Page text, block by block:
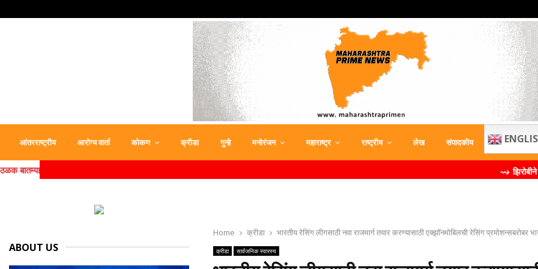
आंतरराष्ट्रीय आरोग्य वार्ता कोकण क्रीडा गुन्हे मनोरंजन महाराष्ट्र राष्ट्रीय लेख संपादकीय
ठळक बातम्या ⇝ झिरोबीने केली मिलिंद
Home क्रीडा भारतीय रेसिंग लीगसाठी नवा राजमार्ग तयार करण्यासाठी एक्झॉनमोबिलची रेसिंग प्रमोशन्सबरोबर
क्रीडा सार्वजनिक स्वारस्य
ABOUT US